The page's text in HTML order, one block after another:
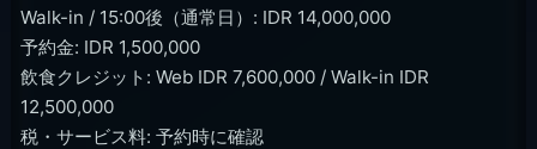
Walk-in / 15:00後（通常日）: IDR 14,000,000
予約金: IDR 1,500,000
飲食クレジット: Web IDR 7,600,000 / Walk-in IDR
12,500,000
税・サービス料: 予約時に確認